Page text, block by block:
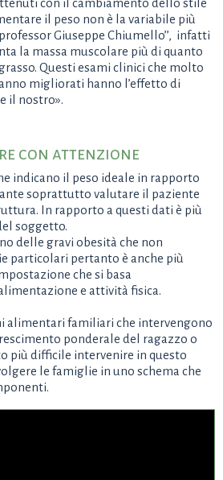
il peso non è la variabile più
Giuseppe Chiumello’’, infatti
la massa muscolare più di quanto
Questi esami clinici che molto
migliorati hanno l’effetto di
il nostro».
con attenzione
indicano il peso ideale in rapporto
soprattutto valutare il paziente
In rapporto a questi dati è più
soggetto.
delle gravi obesità che non
particolari pertanto è anche più
che si basa
e attività fisica.
alimentari familiari che intervengono
ponderale del ragazzo o
più difficile intervenire in questo
le famiglie in uno schema che